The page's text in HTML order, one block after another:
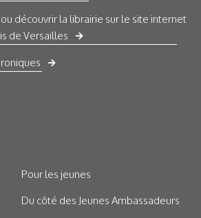
découvrir la librairie sur le site internet
de Versailles
Pour les jeunes
Du côté des Jeunes Ambassadeurs